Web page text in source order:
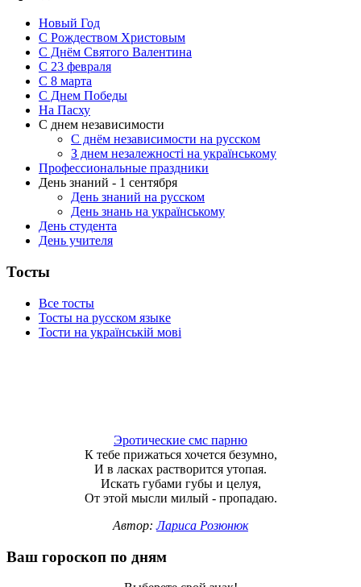
Новый Год
С Рождеством Христовым
С Днём Святого Валентина
С 23 февраля
C 8 марта
С Днем Победы
На Пасху
С днем независимости
С днём независимости на русском
З днем незалежності на українському
Профессиональные праздники
День знаний - 1 сентября
День знаний на русском
День знань на українському
День студента
День учителя
Тосты
Все тосты
Тосты на русском языке
Тости на українській мові
Эротические смс парню
К тебе прижаться хочется безумно,
И в ласках растворится утопая.
Искать губами губы и целуя,
От этой мысли милый - пропадаю.
Автор:Лариса Розюнюк
Ваш гороскоп по дням